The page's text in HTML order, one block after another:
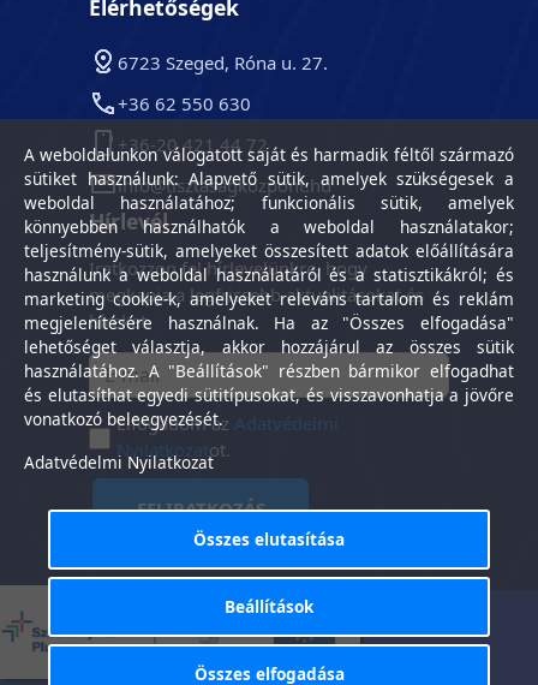
Elérhetőségek
6723 Szeged, Róna u. 27.
+36 62 550 630
+36-20 421 44 72
info@tisztasagkozpont.hu
Hírlevél
Iratkozzon fel hírlevelünkre, hogy
megkapja a legfrissebb aktualitásokat és
híreket.
Elfogadom azAdatvédelmi
Nyilatkozatot.
FELIRATKOZÁS
Tisztaság Központ Kft. © 2025. Minden jog
Általános Szerződési
Feltételek
-
tájékoztató
A weboldalunkon válogatott saját és harmadik féltől származó
sütiket használunk: Alapvető sütik, amelyek szükségesek a
weboldal használatához; funkcionális sütik, amelyek
könnyebben használhatók a weboldal használatakor;
teljesítmény-sütik, amelyeket összesített adatok előállítására
használunk a weboldal használatáról és a statisztikákról; és
marketing cookie-k, amelyeket releváns tartalom és reklám
megjelenítésére használnak. Ha az "Összes elfogadása"
lehetőséget választja, akkor hozzájárul az összes sütik
használatához. A "Beállítások" részben bármikor elfogadhat
és elutasíthat egyedi sütitípusokat, és visszavonhatja a jövőre
vonatkozó beleegyezését.
Adatvédelmi Nyilatkozat
Összes elutasítása
Beállítások
Összes elfogadása